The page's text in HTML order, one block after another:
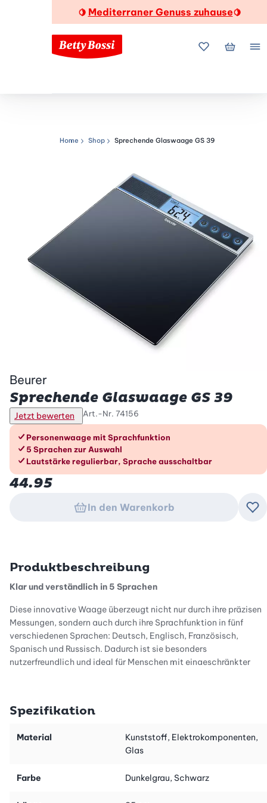
🍋 Mediterraner Genuss zuhause🍋
MeineMein
Navigationspfad
Home Shop Sprechende Glaswaage GS 39
Beurer
Sprechende Glaswaage GS 39
Jetzt bewerten Art.-Nr. 74156
Die Vorteile im Überblick
Personenwaage mit Sprachfunktion
5 Sprachen zur Auswahl
Lautstärke regulierbar, Sprache ausschaltbar
44.95
In den Warenkorb
Produktbeschreibung
Klar und verständlich in 5 Sprachen
Diese innovative Waage überzeugt nicht nur durch ihre präzisen
Messungen, sondern auch durch ihre Sprachfunktion in fünf
verschiedenen Sprachen: Deutsch, Englisch, Französisch,
Spanisch und Russisch. Dadurch ist sie besonders
nutzerfreundlich und ideal für Menschen mit eingeschränkter
Stilvolles Design mit effektvoller Beleuchtung
Die sprechende Personenwaage besticht nicht nur durch ihre
Funktionalität, sondern auch durch ihr exklusives Design. Die
von Eleganz und macht sie zu einem Blickfang in deinem
Badezimmer. Ihre grosse Trittfläche sorgt für Stabilität und
Komfort während der Messung, und die gut lesbaren Ziffern,
Spezifikation
Material
Kunststoff, Elektrokomponenten,
Glas
Farbe Dunkelgrau, Schwarz